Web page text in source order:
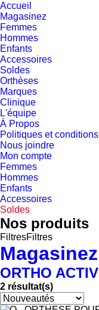
Accueil
Magasinez
Femmes
Hommes
Enfants
Accessoires
Soldes
Orthèses
Marques
Clinique
L'équipe
À Propos
Politiques et
Nous joindre
Mon compte
Femmes
Hommes
Enfants
Accessoires
Soldes
Nos produits
FiltresFiltres
Magasinez
ORTHO
2 résultat(s)